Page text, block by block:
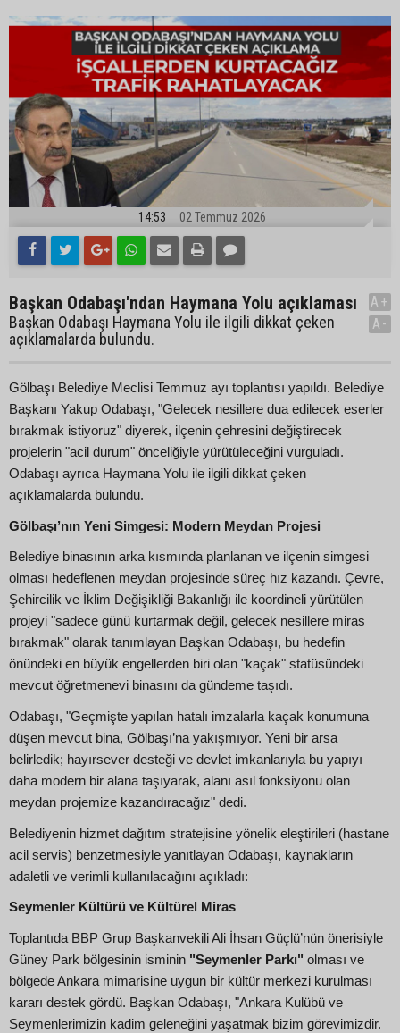
14:53 02 Temmuz 2026
Başkan Odabaşı'ndan Haymana Yolu açıklaması
Başkan Odabaşı Haymana Yolu ile ilgili dikkat çeken
açıklamalarda bulundu.
A+
A-
Gölbaşı Belediye Meclisi Temmuz ayı toplantısı yapıldı. Belediye
Başkanı Yakup Odabaşı, "Gelecek nesillere dua edilecek eserler
bırakmak istiyoruz" diyerek, ilçenin çehresini değiştirecek
projelerin "acil durum" önceliğiyle yürütüleceğini vurguladı.
Odabaşı ayrıca Haymana Yolu ile ilgili dikkat çeken
açıklamalarda bulundu.
Gölbaşı’nın Yeni Simgesi: Modern Meydan Projesi
Belediye binasının arka kısmında planlanan ve ilçenin simgesi
olması hedeflenen meydan projesinde süreç hız kazandı. Çevre,
Şehircilik ve İklim Değişikliği Bakanlığı ile koordineli yürütülen
projeyi "sadece günü kurtarmak değil, gelecek nesillere miras
bırakmak" olarak tanımlayan Başkan Odabaşı, bu hedefin
önündeki en büyük engellerden biri olan "kaçak" statüsündeki
mevcut öğretmenevi binasını da gündeme taşıdı.
Odabaşı, "Geçmişte yapılan hatalı imzalarla kaçak konumuna
düşen mevcut bina, Gölbaşı’na yakışmıyor. Yeni bir arsa
belirledik; hayırsever desteği ve devlet imkanlarıyla bu yapıyı
daha modern bir alana taşıyarak, alanı asıl fonksiyonu olan
meydan projemize kazandıracağız" dedi.
Belediyenin hizmet dağıtım stratejisine yönelik eleştirileri (hastane
acil servis) benzetmesiyle yanıtlayan Odabaşı, kaynakların
adaletli ve verimli kullanılacağını açıkladı:
Seymenler Kültürü ve Kültürel Miras
Toplantıda BBP Grup Başkanvekili Ali İhsan Güçlü’nün önerisiyle
Güney Park bölgesinin isminin "Seymenler Parkı" olması ve
bölgede Ankara mimarisine uygun bir kültür merkezi kurulması
kararı destek gördü. Başkan Odabaşı, "Ankara Kulübü ve
Seymenlerimizin kadim geleneğini yaşatmak bizim görevimizdir.